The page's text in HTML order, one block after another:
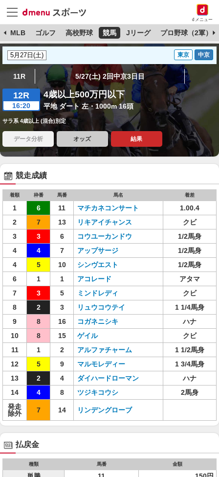
dメニュー
MLB ゴルフ 高校野球 競馬 Jリーグ プロ野球（2軍）
東京 中京
11R 5/27(土) 2回中京3日目
12R
16:20
4歳以上500万円以下
平地 ダート 左・1000m 16頭
サラ系 4歳以上 (混合)別定
データ分析 オッズ 結果
競走成績
着順 枠番 馬番 馬名 着差
1 6 11 マチカネコンサート
1.00.4
2
7 13 リキアイチャンス
クビ
3
3 6 コウユーカンドウ
1/2馬身
4
4 7 アップサージ
1/2馬身
4
5 10 シンヴエスト
1/2馬身
6
1 1 アコレード
アタマ
7
3 5 ミンドレディ
クビ
8
2 3 リュウコウテイ
1 1/4馬身
9
8 16 コガネニシキ
ハナ
10
8 15 ゲイル
クビ
11
1 2 アルファチャーム
1 1/2馬身
12
5 9 マルモレディー
1 3/4馬身
13
2 4 ダイハードローマン
ハナ
14
4 8 ツジキコウシ
2馬身
発走
除外
7 14 リンデングローブ
払戻金
種類 馬番 金額